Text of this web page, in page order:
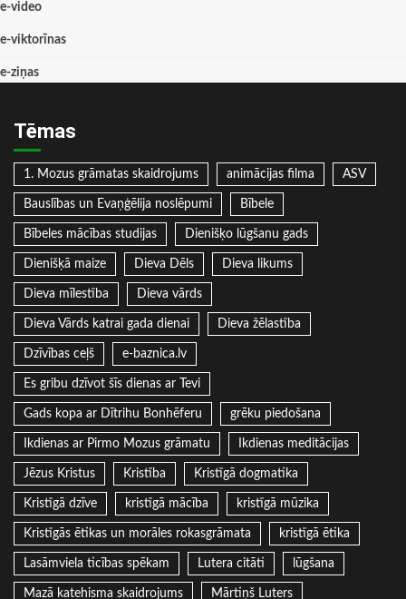
e-video
e-viktorīnas
e-ziņas
Tēmas
1. Mozus grāmatas skaidrojums animācijas filma ASV
Bauslības un Evaņģēlija noslēpumi Bībele
Bībeles mācības studijas Dienišķo lūgšanu gads
Dienišķā maize Dieva Dēls Dieva likums
Dieva mīlestība Dieva vārds
Dieva Vārds katrai gada dienai Dieva žēlastība
Dzīvības ceļš e-baznica.lv
Es gribu dzīvot šīs dienas ar Tevi
Gads kopa ar Dītrihu Bonhēferu grēku piedošana
Ikdienas ar Pirmo Mozus grāmatu Ikdienas meditācijas
Jēzus Kristus Kristība Kristīgā dogmatika
Kristīgā dzīve kristīgā mācība kristīgā mūzika
Kristīgās ētikas un morāles rokasgrāmata kristīgā ētika
Lasāmviela ticības spēkam Lutera citāti lūgšana
Mazā katehisma skaidrojums Mārtiņš Luters